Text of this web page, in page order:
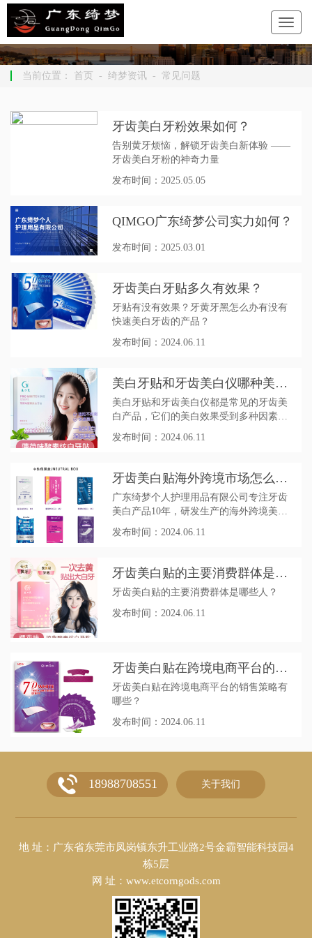
当前位置： 首页 - 绮梦资讯 - 常见问题
牙齿美白牙粉效果如何？
告别黄牙烦恼，解锁牙齿美白新体验 ——
牙齿美白牙粉的神奇力量
发布时间：2025.05.05
QIMGO广东绮梦公司实力如何？
发布时间：2025.03.01
牙齿美白牙贴多久有效果？
牙贴有没有效果？牙黄牙黑怎么办有没有
快速美白牙齿的产品？
发布时间：2024.06.11
美白牙贴和牙齿美白仪哪种美白
效果更好？
美白牙贴和牙齿美白仪都是常见的牙齿美
白产品，它们的美白效果受到多种因素影
响，不能简单地评判哪种效果更好，以下
是二者的对比：
发布时间：2024.06.11
牙齿美白贴海外跨境市场怎么
样？
广东绮梦个人护理用品有限公司专注牙齿
美白产品10年，研发生产的海外跨境美白
牙贴款式多样，支持定制OEM订单，同时
欢迎跨境平台朋友可以加入我们公司，现
发布时间：2024.06.11
牙齿美白贴的主要消费群体是哪
些人？
牙齿美白贴的主要消费群体是哪些人？
发布时间：2024.06.11
牙齿美白贴在跨境电商平台的销
售策略有哪些？
牙齿美白贴在跨境电商平台的销售策略有
哪些？
发布时间：2024.06.11
18988708551 关于我们
地 址：广东省东莞市凤岗镇东升工业路2号金霸智能科技园4
栋5层
网 址：www.etcorngods.com